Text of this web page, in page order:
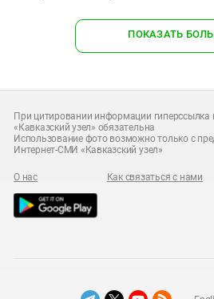
ПОКАЗАТЬ
При цитировании информации гиперссылка
«Кавказский узел» обязательна
Использование фото возможно только с
Интернет-СМИ «Кавказский узел»
О нас Как связаться с нами